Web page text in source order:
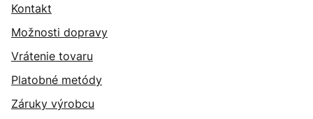
Kontakt
Možnosti dopravy
Vrátenie tovaru
Platobné metódy
Záruky výrobcu